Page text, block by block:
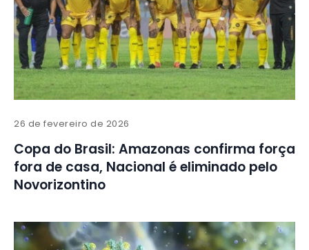
26 de fevereiro de 2026
Copa do Brasil: Amazonas confirma força
fora de casa, Nacional é eliminado pelo
Novorizontino